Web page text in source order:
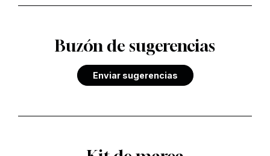
Buzón de sugerencias
Enviar sugerencias